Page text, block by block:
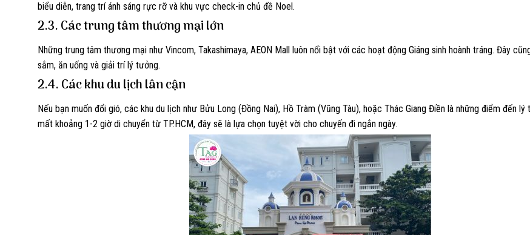
biểu diễn, trang trí ánh sáng rực rỡ và khu vực check-in chủ đề Noel.
2.3. Các trung tâm thương mại lớn
Những trung tâm thương mại như Vincom, Takashimaya, AEON Mall luôn nổi bật với các hoạt động Giáng sinh hoành tráng. Đây
sắm, ăn uống và giải trí lý tưởng.
2.4. Các khu du lịch lân cận
Nếu bạn muốn đổi gió, các khu du lịch như Bửu Long (Đồng Nai), Hồ Tràm (Vũng Tàu), hoặc Thác Giang Điền là những điểm đến lý
mất khoảng 1-2 giờ di chuyển từ TP.HCM, đây sẽ là lựa chọn tuyệt vời cho chuyến đi ngắn ngày.